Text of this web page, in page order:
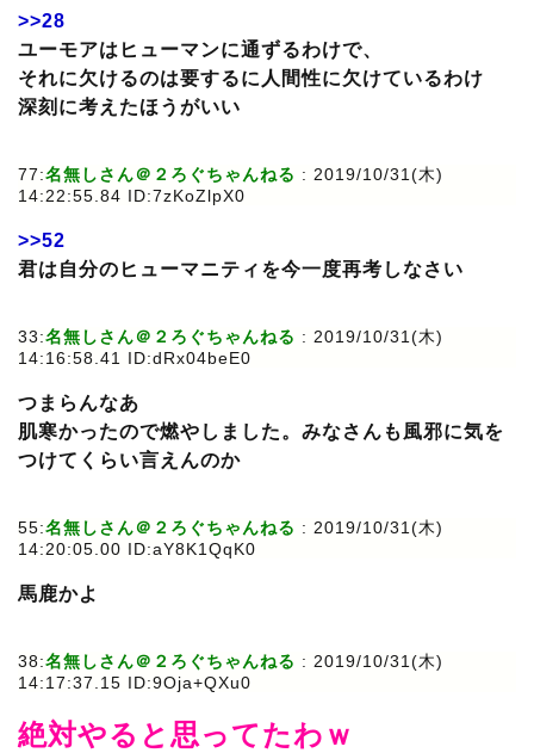
>>28
ユーモアはヒューマンに通ずるわけで、
それに欠けるのは要するに人間性に欠けているわけ
深刻に考えたほうがいい
77:名無しさん＠２ろぐちゃんねる : 2019/10/31(木)
14:22:55.84 ID:7zKoZlpX0
>>52
君は自分のヒューマニティを今一度再考しなさい
33:名無しさん＠２ろぐちゃんねる : 2019/10/31(木)
14:16:58.41 ID:dRx04beE0
つまらんなあ
肌寒かったので燃やしました。みなさんも風邪に気を
つけてくらい言えんのか
55:名無しさん＠２ろぐちゃんねる : 2019/10/31(木)
14:20:05.00 ID:aY8K1QqK0
馬鹿かよ
38:名無しさん＠２ろぐちゃんねる : 2019/10/31(木)
14:17:37.15 ID:9Oja+QXu0
絶対やると思ってたわｗ